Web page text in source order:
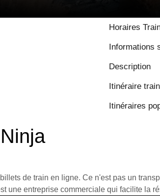
Horaires
Informations
Description
Itinéraire
Itinéraires
de train en ligne. Ce n'est pas un
une entreprise commerciale qui facilite la